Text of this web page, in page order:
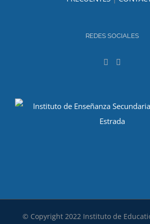
REDES SOCIALES
© Copyright 2022 Instituto de